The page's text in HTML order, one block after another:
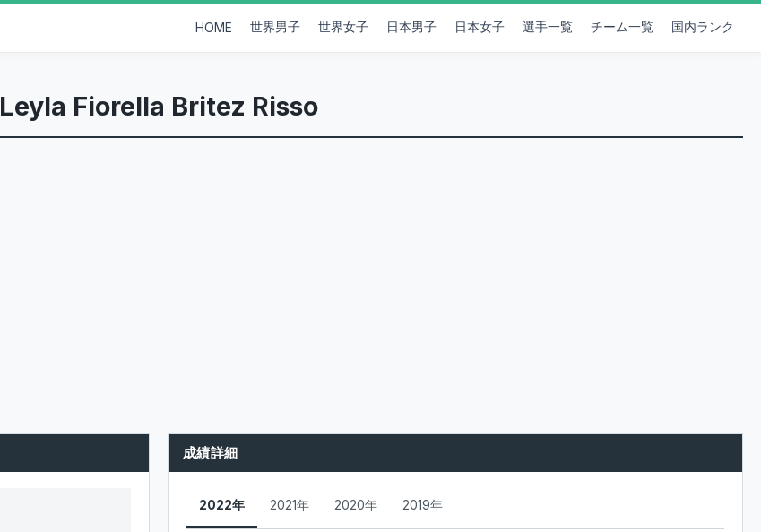
HOME 世界男子 世界女子 日本男子 日本女子 選手一覧 チーム一覧 国内ランク
Leyla Fiorella Britez Risso
成績詳細
2022年 2021年 2020年 2019年